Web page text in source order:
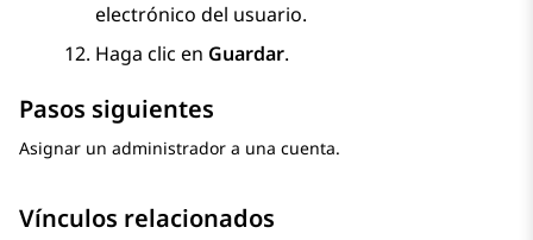
electrónico del usuario.
Haga clic en Guardar.
Pasos siguientes
Asignar un administrador a una cuenta.
Vínculos relacionados